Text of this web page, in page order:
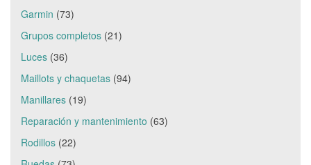
Garmin (73)
Grupos completos (21)
Luces (36)
Maillots y chaquetas (94)
Manillares (19)
Reparación y mantenimiento (63)
Rodillos (22)